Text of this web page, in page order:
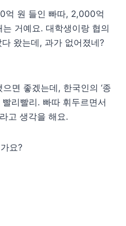
억 원 들인 빠따, 2,000억
거예요. 대학생이랑 협의
왔는데, 과가 없어졌네?
면 좋겠는데, 한국인의 ‘종
리빨리. 빠따 휘두르면서
고 생각을 해요.
요?